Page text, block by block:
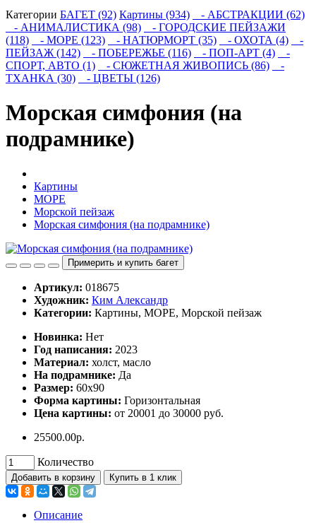
Категории БАГЕТ (92) Картины (934)
- АБСТРАКЦИИ (62)
- АНИМАЛИСТИКА (98)
- ГОРОДСКИЕ ПЕЙЗАЖИ
(118)
- МОРЕ (123) - НАТЮРМОРТ (35) - ОХОТА (4)
-
ПЕЙЗАЖ (142)
- ПОБЕРЕЖЬЕ (116) - ПОП-АРТ (4)
-
СПОРТ, АВТО (1)
- СЮЖЕТНАЯ ЖИВОПИСЬ (86)
-
ТХАНКА (30)
- ЦВЕТЫ (126)
Морская симфония (на
подрамнике)
Картины
МОРЕ
Морской пейзаж
Морская симфония (на подрамнике)
Примерить и купить багет
Артикул: 018675
Художник: Ким Александр
Категории: Картины, МОРЕ, Морской пейзаж
Hoвинка: Нет
Год написания: 2023
Материал: холст, масло
На подрамнике: Да
Размер: 60х90
Форма картины: Горизонтальная
Цена картины: от 20001 до 30000 руб.
25500.00р.
Количество
Добавить в корзину Купить в 1 клик
Описание